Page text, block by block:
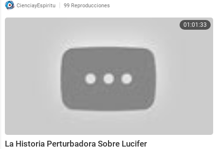
CienciayEspiritu | 99 Reproducciones
01:01:33
La Historia Perturbadora Sobre Lucifer